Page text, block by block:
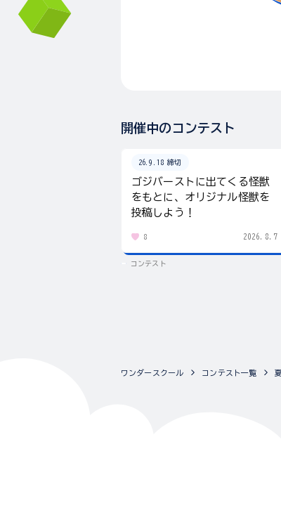
開催中のコンテスト
26.9.18 締切
ゴジバーストに出てくる怪獣
をもとに、オリジナル怪獣を
投稿しよう！
8 2026.8.7
コンテスト
ワンダースクール コンテスト一覧